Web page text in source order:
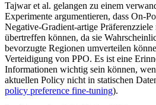
Tajwar et al. gelangen zu einem
Experimente argumentieren, dass On-
Negative-Gradient-artige
übertreffen können, da sie
bevorzugte Regionen umverteilen
Verteidigung von PPO. Es ist eine
Informationen wichtig sein können,
aktuellen Policy nicht in statischen
policy preference fine-tuning).